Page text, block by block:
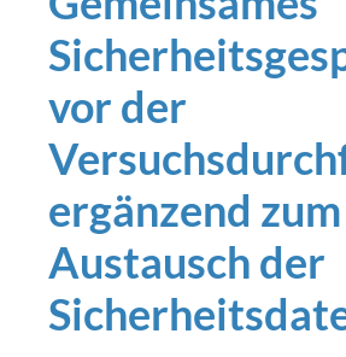
vor der
ergänzend zum
Austausch der